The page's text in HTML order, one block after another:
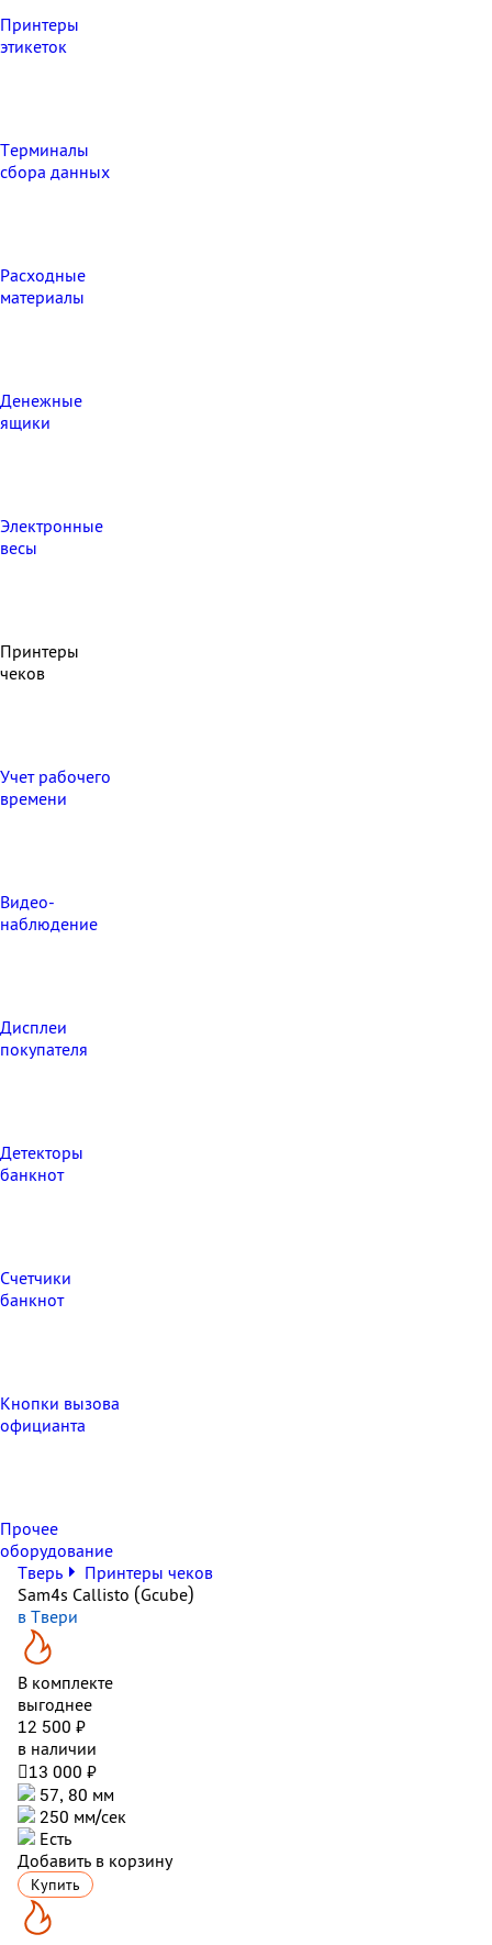
Принтеры
этикеток
Терминалы
сбора данных
Расходные
материалы
Денежные
ящики
Электронные
весы
Принтеры
чеков
Учет рабочего
времени
Видео‑
наблюдение
Дисплеи
покупателя
Детекторы
банкнот
Счетчики
банкнот
Кнопки вызова
официанта
Прочее
оборудование
Тверь
Принтеры чеков
Sam4s Callisto (Gcube)
в Твери
В комплекте
выгоднее
12 500 ₽
в наличии
13 000 ₽
57, 80 мм
250 мм/сек
Есть
Добавить в корзину
Купить